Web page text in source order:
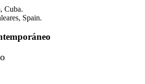
Cuba.
Spain.